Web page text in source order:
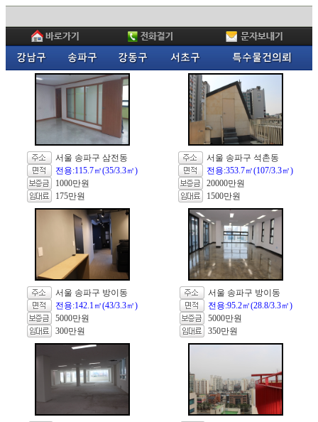
서울 송파구 삼전동
전용:115.7㎡(35/3.3㎡)
1000만원
175만원
서울 송파구 석촌동
전용:353.7㎡(107/3.3㎡)
20000만원
1500만원
서울 송파구 방이동
전용:142.1㎡(43/3.3㎡)
5000만원
300만원
서울 송파구 방이동
전용:95.2㎡(28.8/3.3㎡)
5000만원
350만원